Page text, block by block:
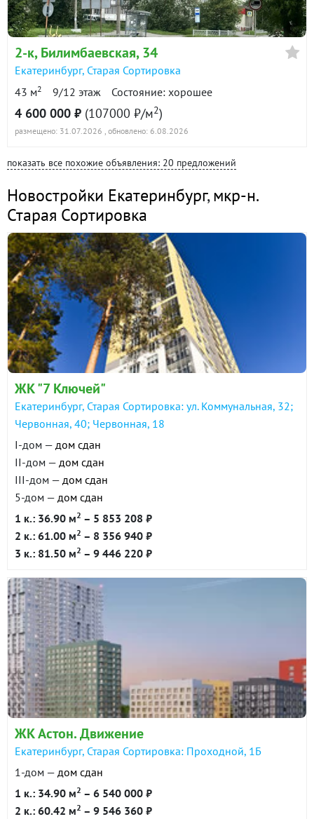
2-к, Билимбаевская, 34
Екатеринбург, Старая Сортировка
43 м2 9/12 этаж Состояние: хорошее
4 600 000 ₽ (107000 ₽/м2)
размещено: 31.07.2026 , обновлено: 6.08.2026
показать все похожие объявления: 20 предложений
Новостройки Екатеринбург,мкр-н.
Старая Сортировка
ЖК "7 Ключей"
Екатеринбург, Старая Сортировка: ул. Коммунальная, 32;
Червонная, 40; Червонная, 18
I-дом — дом сдан
II-дом — дом сдан
III-дом — дом сдан
5-дом — дом сдан
1 к.: 36.90 м2 – 5 853 208 ₽
2 к.: 61.00 м2 – 8 356 940 ₽
3 к.: 81.50 м2 – 9 446 220 ₽
ЖК Астон. Движение
Екатеринбург, Старая Сортировка: Проходной, 1Б
1-дом — дом сдан
1 к.: 34.90 м2 – 6 540 000 ₽
2 к.: 60.42 м2 – 9 546 360 ₽